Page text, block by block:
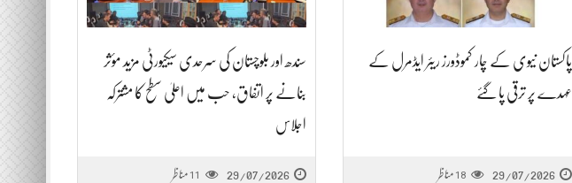
پاکستان نیوی کے چار کموڈورز ریئر ایڈمرل کے
عہدے پر ترقی پا گئے
29/07/2026
18 مناظر
سندھ اور بلوچستان کی سرحدی سیکیورٹی مزید مؤثر
بنانے پر اتفاق، حب میں اعلیٰ سطح کا مشترکہ
اجلاس
29/07/2026
11 مناظر